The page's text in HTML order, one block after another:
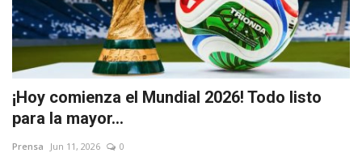
¡Hoy comienza el Mundial 2026! Todo listo
para la mayor...
Prensa Jun 11, 2026 0